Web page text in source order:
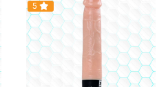
Hot
5